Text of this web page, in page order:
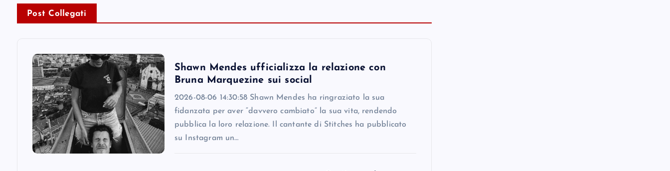
Post Collegati
Shawn Mendes ufficializza la relazione con
Bruna Marquezine sui social
2026-08-06 14:30:58 Shawn Mendes ha ringraziato la sua
fidanzata per aver “davvero cambiato” la sua vita, rendendo
pubblica la loro relazione. Il cantante di Stitches ha pubblicato
su Instagram un…